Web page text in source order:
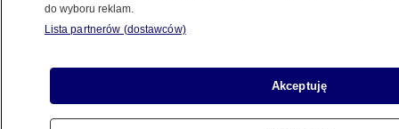
do wyboru reklam.
Lista partnerów (dostawców)
Akceptuję